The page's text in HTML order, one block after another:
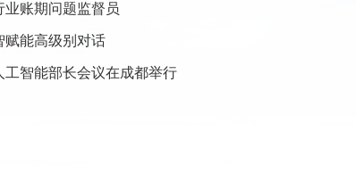
业账期问题监督员
赋能高级别对话
工智能部长会议在成都举行